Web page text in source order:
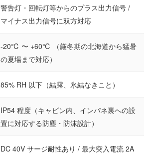
警告灯・回転灯等からのプラス出力信号 /
マイナス出力信号に双方対応
-20℃ 〜 +60℃ （厳冬期の北海道から猛暑
の夏場まで対応）
85% RH 以下（結露、氷結なきこと）
IP54 程度（キャビン内、インパネ裏への設
置に対応する防塵・防沫設計）
DC 40V サージ耐性あり / 最大突入電流 2A